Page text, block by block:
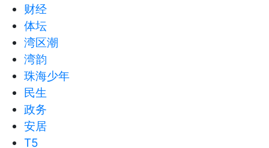
财经
体坛
湾区潮
湾韵
珠海少年
民生
政务
安居
T5